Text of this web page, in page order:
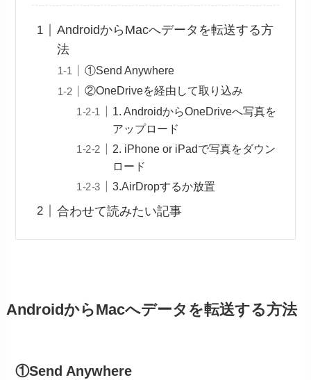
AndroidからMacへデータを転送する方
法
①Send Anywhere
②OneDriveを経由して取り込み
1. AndroidからOneDriveへ写真を
アップロード
2. iPhone or iPadで写真をダウン
ロード
3.AirDropするか放置
合わせて読みたい記事
AndroidからMacへデータを転送する方法
①Send Anywhere